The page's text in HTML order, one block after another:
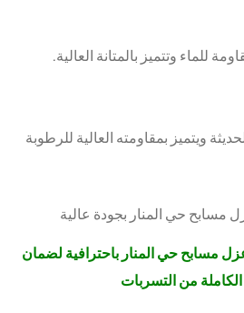
للماء وتتميز بالمتانة العالية.
ويتميز بمقاومته العالية للرطوبة
عزل مسابح حي المنار باحترافية لضمان
الكاملة من التسربات